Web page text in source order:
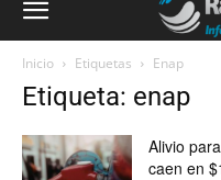
Inicio Etiquetas Enap
Etiqueta: enap
Alivio
caen en